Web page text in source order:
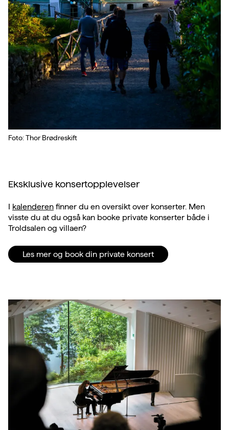
Foto: Thor Brødreskift
Eksklusive konsertopplevelser
I kalenderen finner du en oversikt over konserter. Men
visste du at du også kan booke private konserter både i
Troldsalen og villaen?
Les mer og book din private konsert